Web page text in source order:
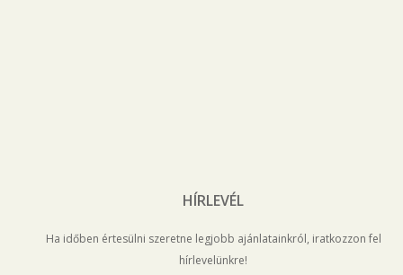
HÍRLEVÉL
Ha időben értesülni szeretne legjobb ajánlatainkról, iratkozzon fel
hírlevelünkre!